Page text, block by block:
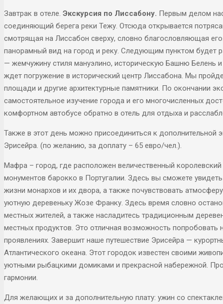
Завтрак в отеле. Экскурсия по Лиссабону. Первым делом
соединяющий берега реки Тежу. Отсюда открывается
смотрящая на Лиссабон сверху, словно благословляющая
панорамный вид на город и реку. Следующим пунктом
— жемчужину стиля мануэлино, историческую Башню Белень
ждет погружение в исторический центр Лиссабона. Мы
площади и другие архитектурные памятники. По окончании
самостоятельное изучение города и его многочисленных
комфортном автобусе обратно в отель для отдыха и
Также в этот день можно присоединиться к
Эрисейра. (по желанию, за доплату – 65 евро/чел.).
Мафра – город, где расположен величественный
монументов барокко в Португалии. Здесь вы сможете
жизни монархов и их двора, а также почувствовать
уютную деревеньку Жозе Франку. Здесь время словно
местных жителей, а также насладитесь традиционным
местных продуктов. Это отличная возможность попробовать
проявлениях. Завершит наше путешествие Эрисейра —
Атлантического океана. Этот городок известен своими
уютными рыбацкими домиками и прекрасной набережной.
гармонии.
Для желающих и за дополнительную плату: ужин со